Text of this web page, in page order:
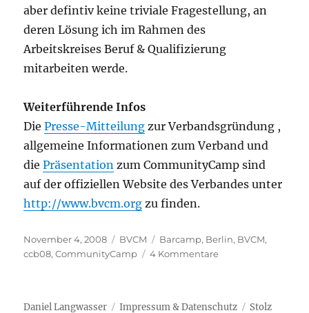
aber defintiv keine triviale Fragestellung, an
deren Lösung ich im Rahmen des
Arbeitskreises Beruf & Qualifizierung
mitarbeiten werde.
Weiterführende Infos
DiePresse-Mitteilung zur Verbandsgründung ,
allgemeine Informationen zum Verband und
diePräsentation zum CommunityCamp sind
auf der offiziellen Website des Verbandes unter
http://www.bvcm.org zu finden.
Veröffentlicht
am
November 4, 2008 Kategorien
BVCM Schlagwörter
Barcamp, Berlin, BVCM,
ccb08,CommunityCamp 4 Kommentarezu
Daniel Langwasser Impressum & Datenschutz Stolz